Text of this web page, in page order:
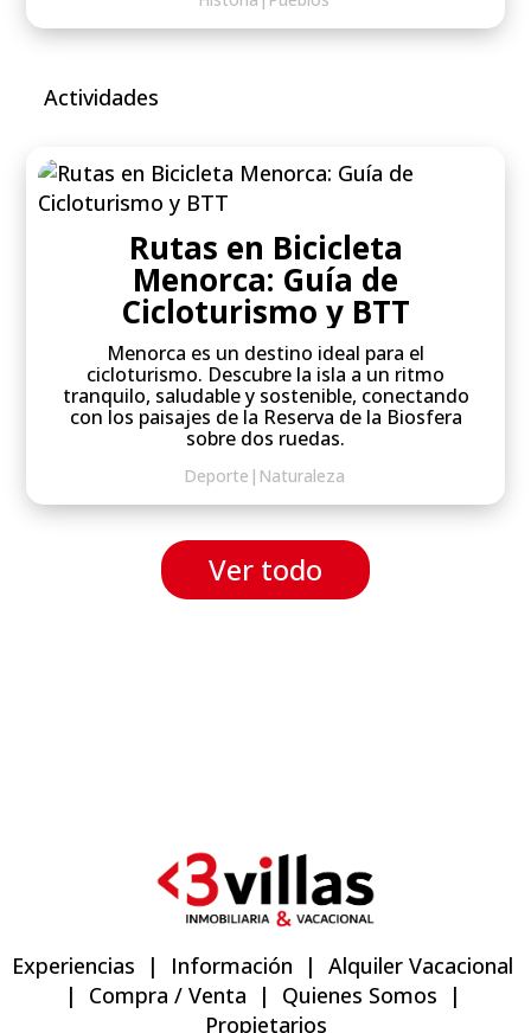
Actividades
Rutas en Bicicleta
Menorca: Guía de
Cicloturismo y BTT
Menorca es un destino ideal para el
cicloturismo. Descubre la isla a un ritmo
tranquilo, saludable y sostenible, conectando
con los paisajes de la Reserva de la Biosfera
sobre dos ruedas.
Deporte | Naturaleza
Ver todo
Experiencias | Información | Alquiler Vacacional
| Compra / Venta | Quienes Somos |
Propietarios